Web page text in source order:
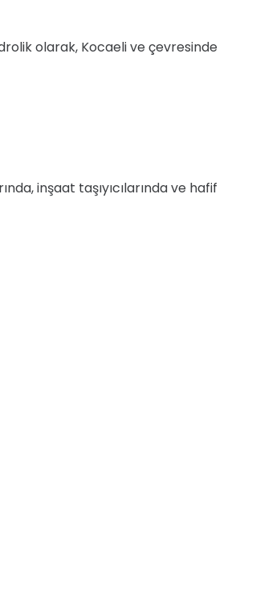
olarak, Kocaeli ve çevresinde
inşaat taşıyıcılarında ve hafif